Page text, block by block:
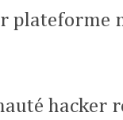
plateforme
hacker